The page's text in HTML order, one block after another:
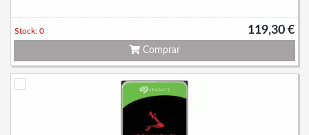
119,30 €
Stock: 0
Comprar